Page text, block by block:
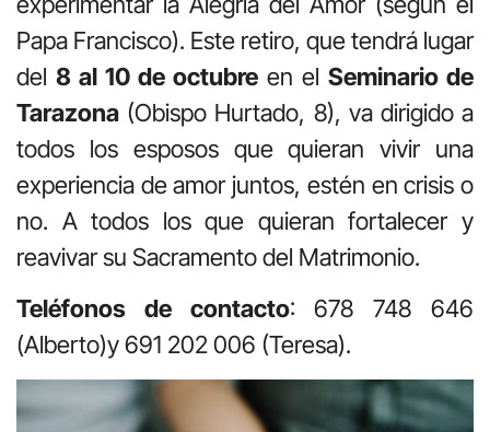
Papa Francisco). Este retiro, que tendrá lugar
del 8 al 10 de octubre en el Seminario de
Tarazona (Obispo Hurtado, 8), va dirigido a
todos los esposos que quieran vivir una
experiencia de amor juntos, estén en crisis o
no. A todos los que quieran fortalecer y
reavivar su Sacramento del Matrimonio.
Teléfonos de contacto: 678 748 646
(Alberto)y 691 202 006 (Teresa).